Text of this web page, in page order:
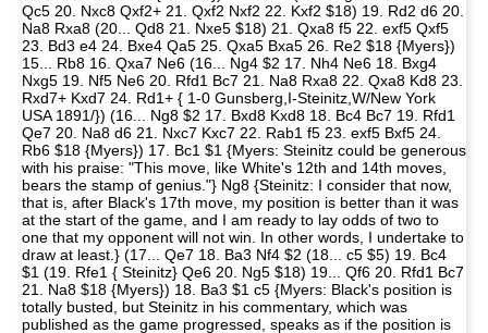
Qc5 20. Nxc8 Qxf2+ 21. Qxf2 Nxf2 22. Kxf2 $18) 19. Rd2 d6 20.
Na8 Rxa8 (20... Qd8 21. Nxe5 $18) 21. Qxa8 f5 22. exf5 Qxf5
23. Bd3 e4 24. Bxe4 Qa5 25. Qxa5 Bxa5 26. Re2 $18 {Myers})
15... Rb8 16. Qxa7 Ne6 (16... Ng4 $2 17. Nh4 Ne6 18. Bxg4
Nxg5 19. Nf5 Ne6 20. Rfd1 Bc7 21. Na8 Rxa8 22. Qxa8 Kd8 23.
Rxd7+ Kxd7 24. Rd1+ { 1-0 Gunsberg,I-Steinitz,W/New York
USA 1891/}) (16... Ng8 $2 17. Bxd8 Kxd8 18. Bc4 Bc7 19. Rfd1
Qe7 20. Na8 d6 21. Nxc7 Kxc7 22. Rab1 f5 23. exf5 Bxf5 24.
Rb6 $18 {Myers}) 17. Bc1 $1 {Myers: Steinitz could be generous
with his praise: "This move, like White's 12th and 14th moves,
bears the stamp of genius."} Ng8 {Steinitz: I consider that now,
that is, after Black's 17th move, my position is better than it was
at the start of the game, and I am ready to lay odds of two to
one that my opponent will not win. In other words, I undertake to
draw at least.} (17... Qe7 18. Ba3 Nf4 $2 (18... c5 $5) 19. Bc4
$1 (19. Rfe1 { Steinitz} Qe6 20. Ng5 $18) 19... Qf6 20. Rfd1 Bc7
21. Na8 $18 {Myers}) 18. Ba3 $1 c5 {Myers: Black's position is
totally busted, but Steinitz in his commentary, which was
published as the game progressed, speaks as if the position is